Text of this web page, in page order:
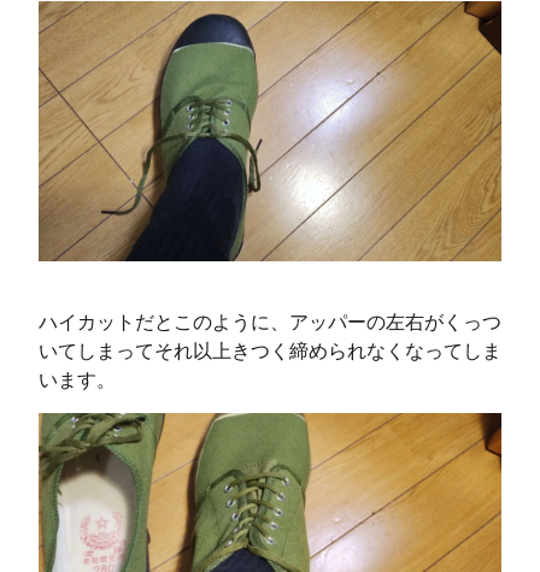
ハイカットだとこのように、アッパーの左右がくっつ
いてしまってそれ以上きつく締められなくなってしま
います。